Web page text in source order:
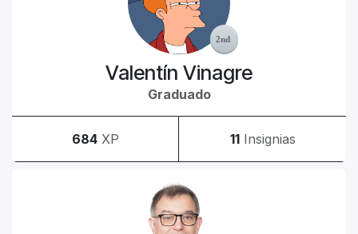
Valentín Vinagre
Graduado
684 XP 11 Insignias